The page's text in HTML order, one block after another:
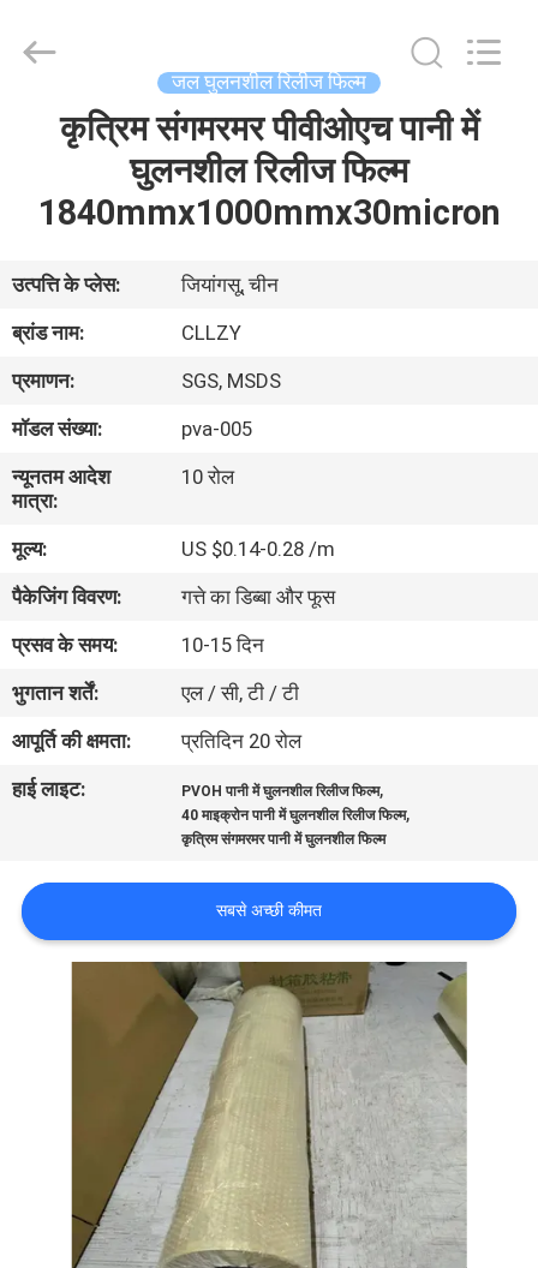
उत्पाद
हमारे
बारे
में
कारखाने
का
गुणवत्ता
नियंत्रण
समाचार
उद्धरण
साइटमैप
Materials
जल घुलनशील रिलीज फिल्म
कृत्रिम संगमरमर पीवीओएच पानी में
घुलनशील रिलीज फिल्म
1840mmx1000mmx30micron
उत्पत्ति के प्लेस:
जियांगसू, चीन
ब्रांड नाम:
CLLZY
प्रमाणन:
SGS, MSDS
मॉडल संख्या:
pva-005
न्यूनतम आदेश
मात्रा:
10 रोल
मूल्य:
US $0.14-0.28 /m
पैकेजिंग विवरण:
गत्ते का डिब्बा और फूस
प्रसव के समय:
10-15 दिन
भुगतान शर्तें:
एल / सी, टी / टी
आपूर्ति की क्षमता:
प्रतिदिन 20 रोल
हाई लाइट:
PVOH पानी में घुलनशील रिलीज फिल्म,
40 माइक्रोन पानी में घुलनशील रिलीज फिल्म,
कृत्रिम संगमरमर पानी में घुलनशील फिल्म
सबसे अच्छी कीमत